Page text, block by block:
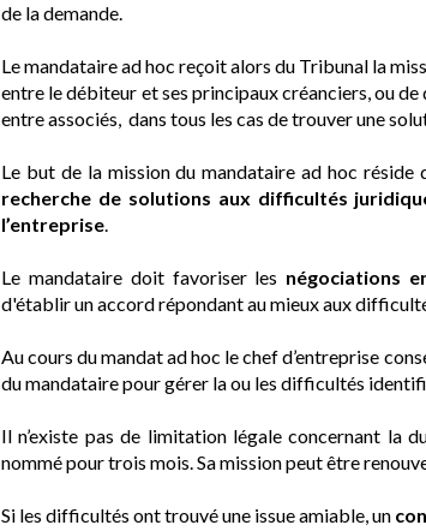
de la demande.
Le mandataire ad hoc reçoit alors du Tribunal la
entre le débiteur et ses principaux créanciers, ou
entre associés, dans tous les cas de trouver une
Le but de la mission du mandataire ad hoc réside
recherche de solutions aux difficultés
l’entreprise.
Le mandataire doit favoriser les négociations
d'établir un accord répondant au mieux aux
Au cours du mandat ad hoc le chef d’entreprise
du mandataire pour gérer la ou les difficultés
Il n’existe pas de limitation légale concernant la
nommé pour trois mois. Sa mission peut être
Si les difficultés ont trouvé une issue amiable, un